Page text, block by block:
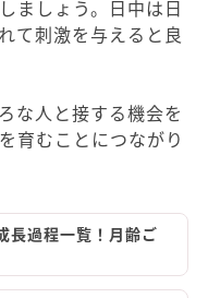
ましょう。日中は日
て刺激を与えると良
な人と接する機会を
育むことにつながり
長過程一覧！月齢ご